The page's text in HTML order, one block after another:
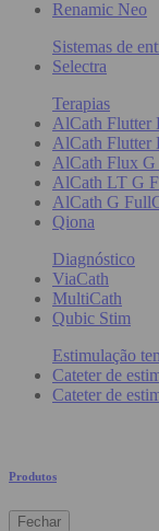
Renamic Neo
Sistemas de
Selectra
Terapias
AlCath Flutter
AlCath Flutter
AlCath Flux G
AlCath LT G
AlCath G
Qiona
Diagnóstico
ViaCath
MultiCath
Qubic Stim
Estimulação
Cateter de
Cateter de
Produtos
Fechar